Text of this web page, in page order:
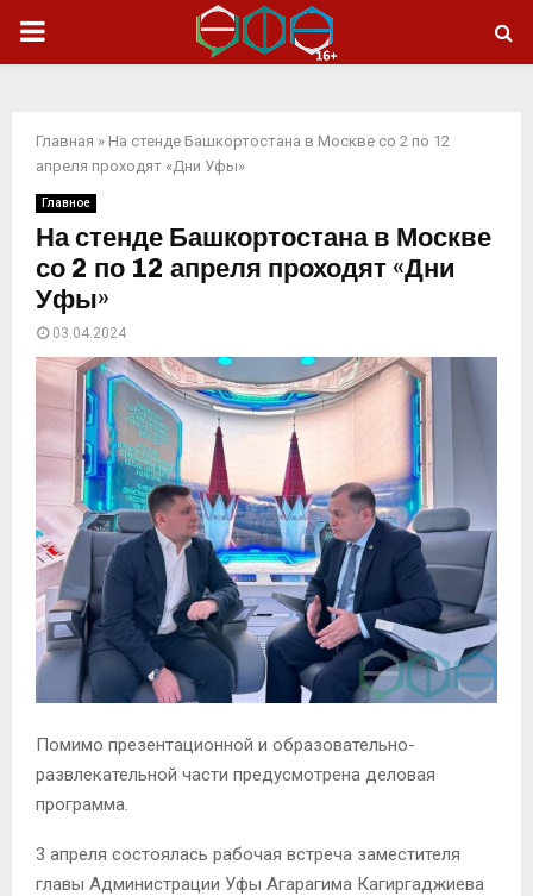
ОСНОВНОЕ
Главная » На стенде Башкортостана в Москве со 2 по 12
апреля проходят «Дни Уфы»
Главное
На стенде Башкортостана в Москве
со 2 по 12 апреля проходят «Дни
Уфы»
03.04.2024
Помимо презентационной и образовательно-
развлекательной части предусмотрена деловая
программа.
3 апреля состоялась рабочая встреча заместителя
главы Администрации Уфы Агарагима Кагиргаджиева